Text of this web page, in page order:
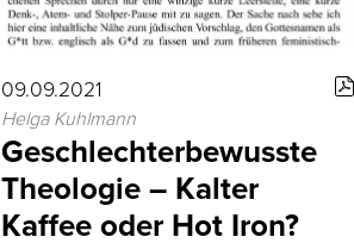
09.09.2021
Helga Kuhlmann
Geschlechterbewusste
Theologie – Kalter
Kaffee oder Hot Iron?